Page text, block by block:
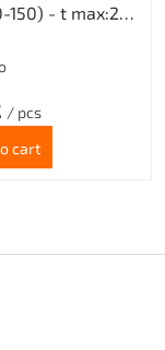
150) - t max:20
/ pcs
cart